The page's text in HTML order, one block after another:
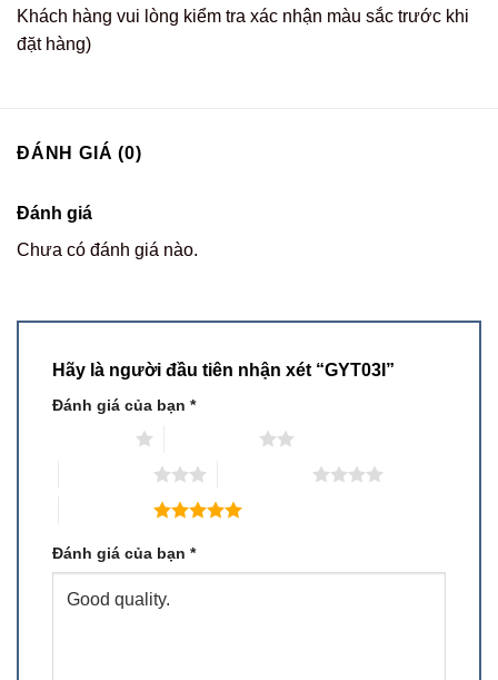
Khách hàng vui lòng kiểm tra xác nhận màu sắc trước khi
đặt hàng)
ĐÁNH GIÁ (0)
Đánh giá
Chưa có đánh giá nào.
Hãy là người đầu tiên nhận xét “GYT03I”
Đánh giá của bạn *
Đánh giá của bạn *